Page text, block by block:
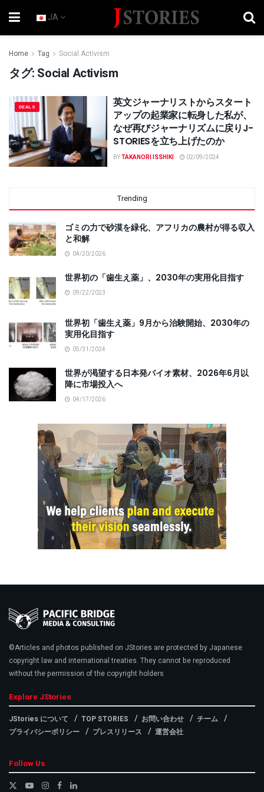
JA
Home Tag Social Activism
タグ: Social Activism
DEALS
英文ジャーナリストからスタート
アップの起業家に転身した私が、
なぜ再びジャーナリズムに戻りJ-
STORIESを立ち上げたのか
BYTAKANORI ISSHIKI 02/09/2024
Trending
ゴミの力で砂漠を緑化、アフリカの農村が得る収入
と和解
04/20/2026
世界初の「歯生え薬」、2030年の実用化目指す
09/22/2023
世界初「歯生え薬」9月から治験開始、2030年の
実用化目指す
05/31/2024
世界が渇望する日本発バイオ素材、2026年6月以
降に市場投入へ
04/17/2026
©Articles and photos published on JStories are protected by Japanese
copyright law and international treaties. They cannot be reproduced
without the permission of the copyright holders
Explore JStories
JStories について TOP STORIES お問い合わせ
チーム
プライバシーポリシー
プレスリリース 運営会社
Follow Us